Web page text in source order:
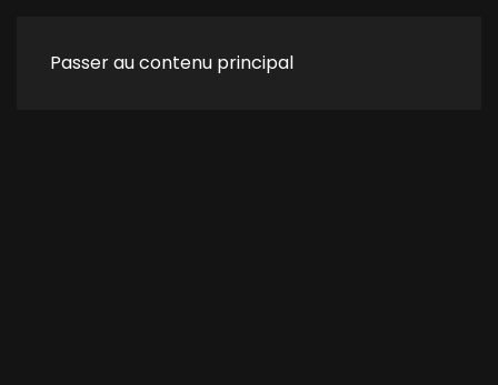
Passer au contenu principal